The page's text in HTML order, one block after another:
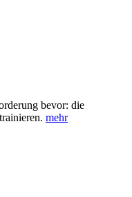
bevor: die
mehr